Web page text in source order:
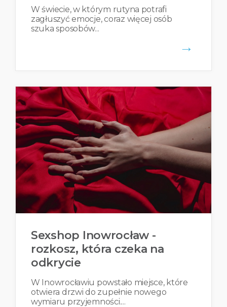
W świecie, w którym rutyna potrafi
zagłuszyć emocje, coraz więcej osób
szuka sposobów...
→
Sexshop Inowrocław -
rozkosz, która czeka na
odkrycie
W Inowrocławiu powstało miejsce, które
otwiera drzwi do zupełnie nowego
wymiaru przyjemności....